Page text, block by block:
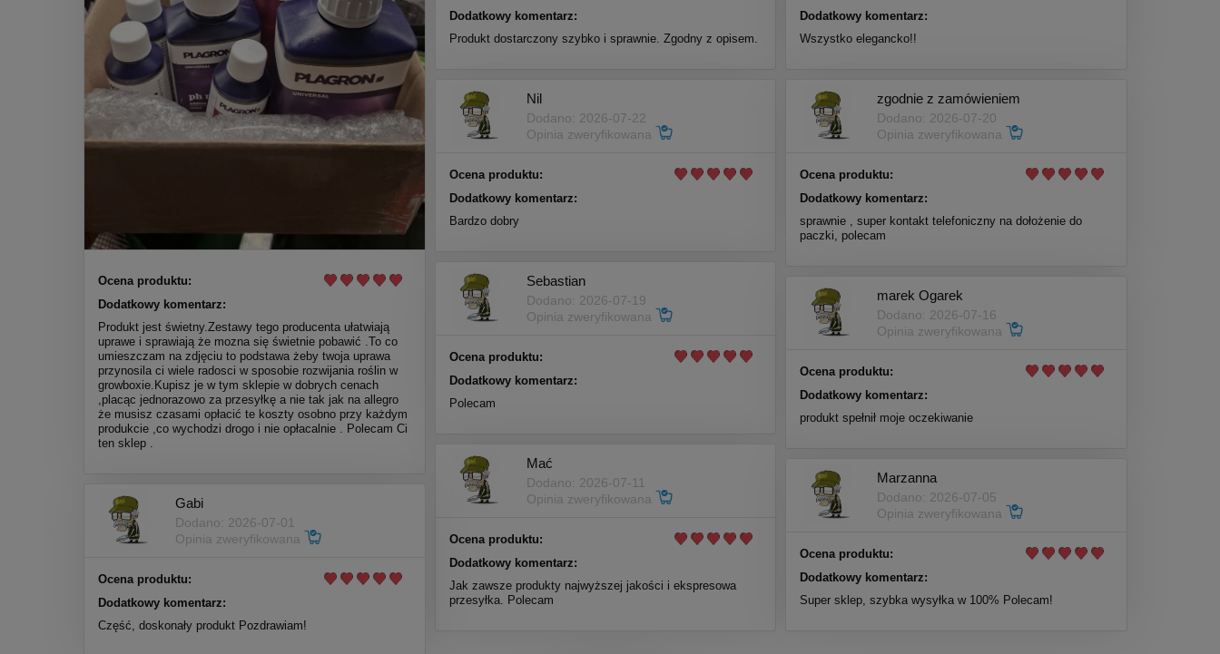
Ocena produktu:
Dodatkowy komentarz:
Produkt jest świetny.Zestawy tego producenta ułatwiają
uprawe i sprawiają że mozna się świetnie pobawić .To co
umieszczam na zdjęciu to podstawa żeby twoja uprawa
przynosila ci wiele radosci w sposobie rozwijania roślin w
growboxie.Kupisz je w tym sklepie w dobrych cenach
,placąc jednorazowo za przesyłkę a nie tak jak na allegro
że musisz czasami opłacić te koszty osobno przy każdym
produkcie ,co wychodzi drogo i nie opłacalnie . Polecam Ci
ten sklep .
Dodatkowy komentarz:
Produkt dostarczony szybko i sprawnie. Zgodny z opisem.
Dodatkowy komentarz:
Wszystko elegancko!!
Nil
Dodano: 2026-07-22
Opinia zweryfikowana
Ocena produktu:
Dodatkowy komentarz:
Bardzo dobry
zgodnie z zamówieniem
Dodano: 2026-07-20
Opinia zweryfikowana
Ocena produktu:
Dodatkowy komentarz:
sprawnie , super kontakt telefoniczny na dołożenie do
paczki, polecam
Sebastian
Dodano: 2026-07-19
Opinia zweryfikowana
Ocena produktu:
Dodatkowy komentarz:
Polecam
marek Ogarek
Dodano: 2026-07-16
Opinia zweryfikowana
Ocena produktu:
Dodatkowy komentarz:
produkt spełnił moje oczekiwanie
Mać
Dodano: 2026-07-11
Opinia zweryfikowana
Ocena produktu:
Dodatkowy komentarz:
Jak zawsze produkty najwyższej jakości i ekspresowa
przesyłka. Polecam
Marzanna
Dodano: 2026-07-05
Opinia zweryfikowana
Ocena produktu:
Dodatkowy komentarz:
Super sklep, szybka wysyłka w 100% Polecam!
Gabi
Dodano: 2026-07-01
Opinia zweryfikowana
Ocena produktu:
Dodatkowy komentarz:
Część, doskonały produkt Pozdrawiam!